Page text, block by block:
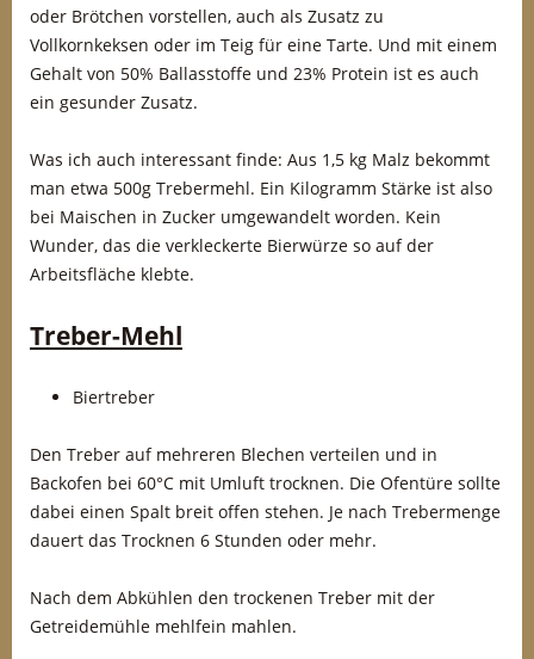
oder Brötchen vorstellen, auch als Zusatz zu
Vollkornkeksen oder im Teig für eine Tarte. Und mit einem
Gehalt von 50% Ballasstoffe und 23% Protein ist es auch
ein gesunder Zusatz.
Was ich auch interessant finde: Aus 1,5 kg Malz bekommt
man etwa 500g Trebermehl. Ein Kilogramm Stärke ist also
bei Maischen in Zucker umgewandelt worden. Kein
Wunder, das die verkleckerte Bierwürze so auf der
Arbeitsfläche klebte.
Treber-Mehl
Biertreber
Den Treber auf mehreren Blechen verteilen und in
Backofen bei 60°C mit Umluft trocknen. Die Ofentüre sollte
dabei einen Spalt breit offen stehen. Je nach Trebermenge
dauert das Trocknen 6 Stunden oder mehr.
Nach dem Abkühlen den trockenen Treber mit der
Getreidemühle mehlfein mahlen.